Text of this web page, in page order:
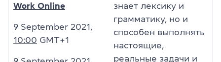
Work Online
9 September 2021,
10:00 GMT+1
знает лексику и
грамматику, но и
способен выполнять
настоящие,
реальные задачи и